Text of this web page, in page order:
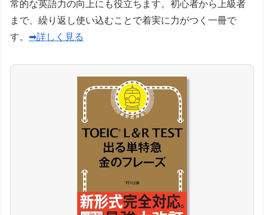
常的な英語力の向上にも役立ちます。初心者から上級者
まで、繰り返し使い込むことで着実に力がつく一冊で
す。 ➡詳しく見る